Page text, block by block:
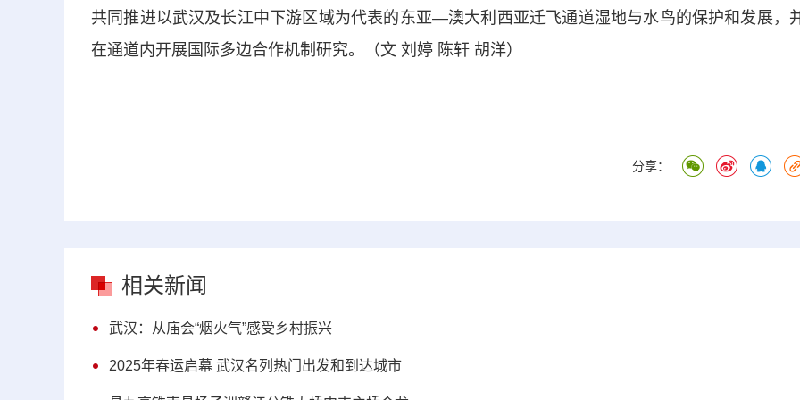
共同推进以武汉及长江中下游区域为代表的东亚—澳大利西亚迁飞通道湿地与水鸟的保护和发展，
在通道内开展国际多边合作机制研究。（文 刘婷 陈轩 胡洋）
分享：
相关新闻
武汉：从庙会“烟火气”感受乡村振兴
2025年春运启幕 武汉名列热门出发和到达城市